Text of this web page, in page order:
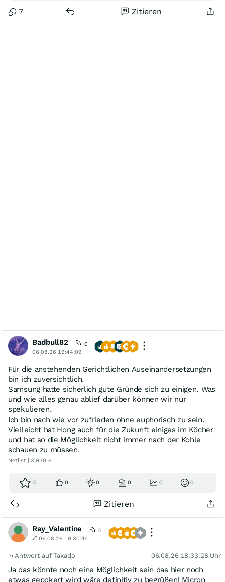
7 Zitieren
Badbull82
0
06.08.26 19:44:09
Für die anstehenden Gerichtlichen Auseinandersetzungen
bin ich zuversichtlich.
Samsung hatte sicherlich gute Gründe sich zu einigen. Was
und wie alles genau ablief darüber können wir nur
spekulieren.
Ich bin nach wie vor zufrieden ohne euphorisch zu sein.
Vielleicht hat Hong auch für die Zukunft einiges im Köcher
und hat so die Möglichkeit nicht immer nach der Kohle
schauen zu müssen.
Netlist | 3,930 $
0 0 0 0 0 0
Zitieren
Ray_Valentine
0
06.08.26 19:30:44
Antwort auf Takado 06.08.26 18:33:28 Uhr
Ja das könnte noch eine Möglichkeit sein das hier noch